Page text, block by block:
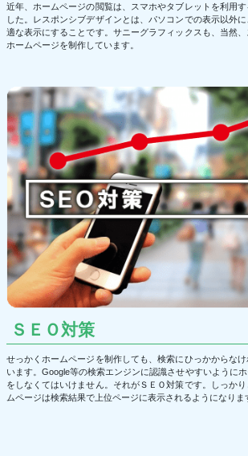
近年、ホームページの閲覧は、スマホやタブレットを利用
した。レスポンシブデザインとは、パソコンでの表示以外
適な表示にすることです。サニーグラフィックスも、当然
ホームページを制作しています。
ＳＥＯ対策
せっかくホームページを制作しても、検索にひっかからな
います。Google等の検索エンジンに認識させやすいように
をしなくてはいけません。それがＳＥＯ対策です。しっか
ムページは検索結果で上位ページに表示されるようになりま